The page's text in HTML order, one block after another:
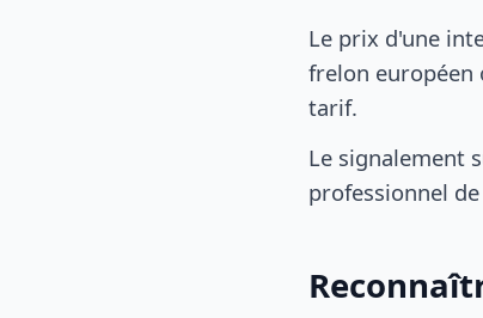
Le prix d'une
frelon européen
tarif.
Le signalement
professionnel